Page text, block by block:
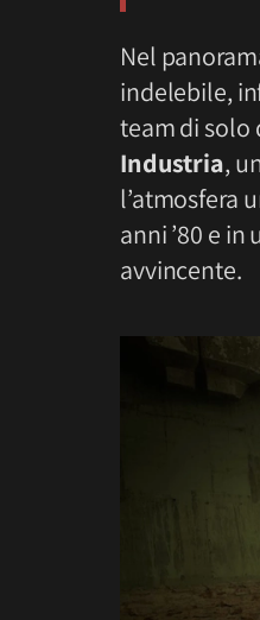
Nel
indelebile,
team di solo
Industria,
l’atmosfera
anni ’80 e
avvincente.